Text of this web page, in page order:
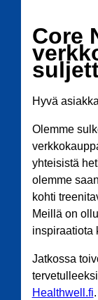
Core
Hyvä
Olemme
yhteisistä
olemme
kohti
Meillä on
inspiraatiota
Jatkossa
Healthwell.fi